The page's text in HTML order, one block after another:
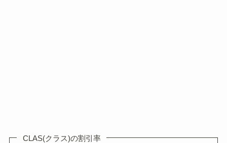
CLAS(クラス)の割引率